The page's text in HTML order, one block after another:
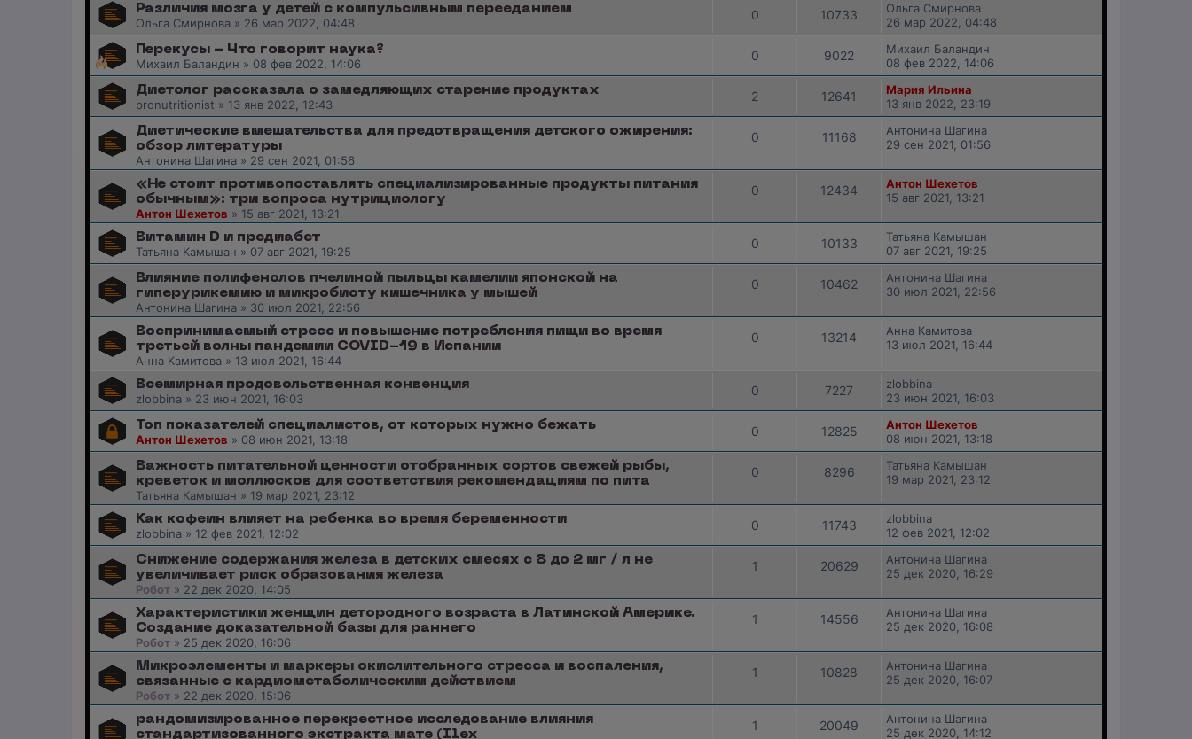
Различия мозга у детей с компульсивным перееданием
Ольга Смирнова » 26 мар 2022, 04:48
0 10733
Ольга Смирнова
26 мар 2022, 04:48
Перекусы - Что говорит наука?
Михаил Баландин » 08 фев 2022, 14:06
0 9022
Михаил Баландин
08 фев 2022, 14:06
Диетолог рассказала о замедляющих старение продуктах
pronutritionist » 13 янв 2022, 12:43
2 12641
Мария Ильина
13 янв 2022, 23:19
Диетические вмешательства для предотвращения детского ожирения:
обзор литературы
Антонина Шагина » 29 сен 2021, 01:56
0 11168
Антонина Шагина
29 сен 2021, 01:56
«Не стоит противопоставлять специализированные продукты питания
обычным»: три вопроса нутрициологу
Антон Шехетов » 15 авг 2021, 13:21
0 12434
Антон Шехетов
15 авг 2021, 13:21
Витамин D и предиабет
Татьяна Камышан » 07 авг 2021, 19:25
0 10133
Татьяна Камышан
07 авг 2021, 19:25
Влияние полифенолов пчелиной пыльцы камелии японской на
гиперурикемию и микробиоту кишечника у мышей
Антонина Шагина » 30 июл 2021, 22:56
0 10462
Антонина Шагина
30 июл 2021, 22:56
Воспринимаемый стресс и повышение потребления пищи во время
третьей волны пандемии COVID-19 в Испании
Анна Камитова » 13 июл 2021, 16:44
0 13214
Анна Камитова
13 июл 2021, 16:44
Всемирная продовольственная конвенция
zlobbina » 23 июн 2021, 16:03
0 7227
zlobbina
23 июн 2021, 16:03
Топ показателей специалистов, от которых нужно бежать
Антон Шехетов » 08 июн 2021, 13:18
0 12825
Антон Шехетов
08 июн 2021, 13:18
Важность питательной ценности отобранных сортов свежей рыбы,
креветок и моллюсков для соответствия рекомендациям по пита
Татьяна Камышан » 19 мар 2021, 23:12
0 8296
Татьяна Камышан
19 мар 2021, 23:12
Как кофеин влияет на ребенка во время беременности
zlobbina » 12 фев 2021, 12:02
0 11743
zlobbina
12 фев 2021, 12:02
Снижение содержания железа в детских смесях с 8 до 2 мг / л не
увеличивает риск образования железа
Робот » 22 дек 2020, 14:05
1 20629
Антонина Шагина
25 дек 2020, 16:29
Характеристики женщин детородного возраста в Латинской Америке.
Создание доказательной базы для раннего
Робот » 25 дек 2020, 16:06
1 14556
Антонина Шагина
25 дек 2020, 16:08
Микроэлементы и маркеры окислительного стресса и воспаления,
связанные с кардиометаболическим действием
Робот » 22 дек 2020, 15:06
1 10828
Антонина Шагина
25 дек 2020, 16:07
рандомизированное перекрестное исследование влияния
стандартизованного экстракта мате (Ilex
1 20049
Антонина Шагина
25 дек 2020, 14:12